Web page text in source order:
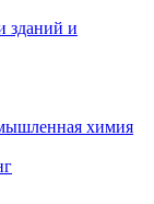
зданий и
химия